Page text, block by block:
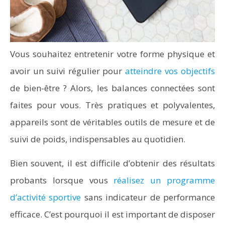
Vous souhaitez entretenir votre forme physique et
avoir un suivi régulier pouratteindre vos objectifs
de bien-être ? Alors, les balances connectées sont
faites pour vous. Très pratiques et polyvalentes,
appareils sont de véritables outils de mesure et de
suivi de poids, indispensables au quotidien.
Bien souvent, il est difficile d’obtenir des résultats
probants lorsque vous réalisez un programme
d’activité sportive sans indicateur de performance
efficace. C’est pourquoi il est important de disposer